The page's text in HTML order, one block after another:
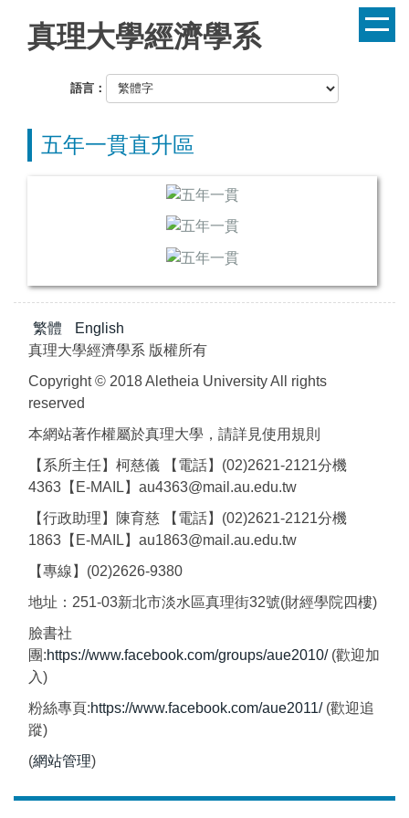
真理大學經濟學系
語言：
五年一貫直升區
繁體
English
真理大學經濟學系 版權所有
Copyright © 2018 Aletheia University All rights
reserved
本網站著作權屬於真理大學，請詳見使用規則
【系所主任】柯慈儀 【電話】(02)2621-2121分機
4363【E-MAIL】au4363@mail.au.edu.tw
【行政助理】陳育慈 【電話】(02)2621-2121分機
1863【E-MAIL】au1863@mail.au.edu.tw
【專線】(02)2626-9380
地址：251-03新北市淡水區真理街32號(財經學院四樓)
臉書社
團:https://www.facebook.com/groups/aue2010/(歡迎加
入)
粉絲專頁:https://www.facebook.com/aue2011/(歡迎追
蹤)
(網站管理)